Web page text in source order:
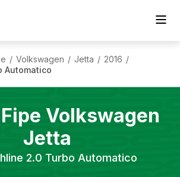
/ Volkswagen / Jetta / 2016 /
Automatico
Volkswagen
Jetta
2.0 Turbo Automatico